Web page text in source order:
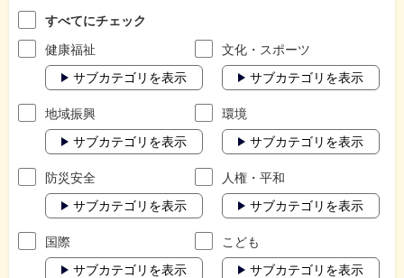
すべてにチェック
健康福祉
サブカテゴリを表示
文化・スポーツ
サブカテゴリを表示
地域振興
サブカテゴリを表示
環境
サブカテゴリを表示
防災安全
サブカテゴリを表示
人権・平和
サブカテゴリを表示
国際
サブカテゴリを表示
こども
サブカテゴリを表示